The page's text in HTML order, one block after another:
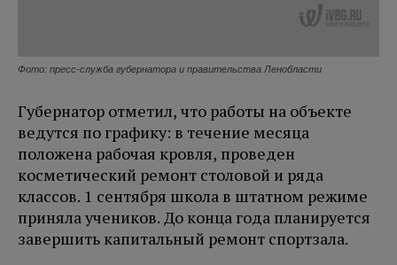
Фото: пресс-служба губернатора и правительства Ленобласти
Губернатор отметил, что работы на объекте
ведутся по графику: в течение месяца
положена рабочая кровля, проведен
косметический ремонт столовой и ряда
классов. 1 сентября школа в штатном режиме
приняла учеников. До конца года планируется
завершить капитальный ремонт спортзала.